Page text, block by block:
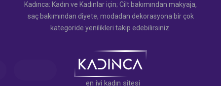
Kadınca: Kadın ve Kadınlar için; Cilt bakımından makyaja,
saç bakımından diyete, modadan dekorasyona bir çok
kategoride yenilikleri takip edebilirsiniz.
en iyi kadın sitesi